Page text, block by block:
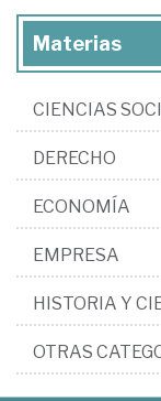
Materias
CIENCIAS
DERECHO
ECONOMÍA
EMPRESA
HISTORIA Y
OTRAS